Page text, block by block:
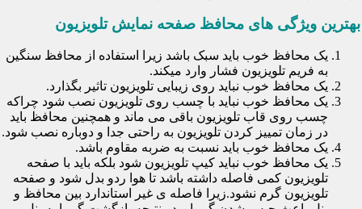
بهترین ویژگی های محافظ صفحه نمایش تلویزیون
یک محافظ خوب باید سبک باشد زیرا استفاده از محافظ سنگین
به فریم تلویزیون فشار وارد میکند.
یک محافظ خوب نباید روی زیبایی تلویزیون تاثیر بگذارد.
یک محافظ خوب نباید با چسب روی تلویزیون نصب شود چراکه
چسب روی قاب تلویزیون باقی می ماند و همچنین محافظ باید
در زمان تمییز کردن تلویزیون به راحتی جدا و دوباره نصب شود.
یک محافظ خوب باید نسبت به ضربه مقاوم باشد.
یک محافظ خوب نباید کیپ تلویزیون شود بلکه باید با صفحه
تلویزیون کمی فاصله داشته باشد تا هوا ردو بدل شود و صفحه
تلویزیون گرم نشود.زیرا فاصله ی غیر استاندارد بین محافظ و